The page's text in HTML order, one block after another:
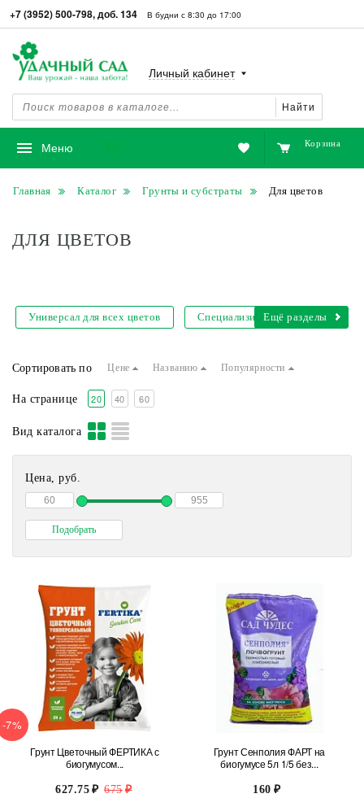
+7 (3952) 500-798, доб. 134 В будни с 8:30 до 17:00
Найти
Личный кабинет
Меню Корзина
Главная Каталог Грунты и субстраты Для цветов
ДЛЯ ЦВЕТОВ
Универсал для всех цветов Специализированный
Ещё разделы
Сортировать по Цене Названию Популярности
На странице 20 40 60
Вид каталога
Цена, руб.
-7%
Грунт Цветочный ФЕРТИКА с
биогумусом...
627.75 675
Грунт Сенполия ФАРТ на
биогумусе 5л 1/5 без...
160